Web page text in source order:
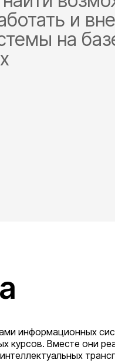
и
на
информационных
курсов. Вместе они